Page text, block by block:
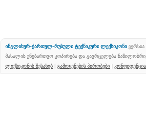
ინგლისურ-ქართულ-რუსული ტექნიკური ლექსიკონი
მასალის უნებართვო კოპირება და გავრცელება
ლექსიკონის შესახებ | გამოყენების პირობები |